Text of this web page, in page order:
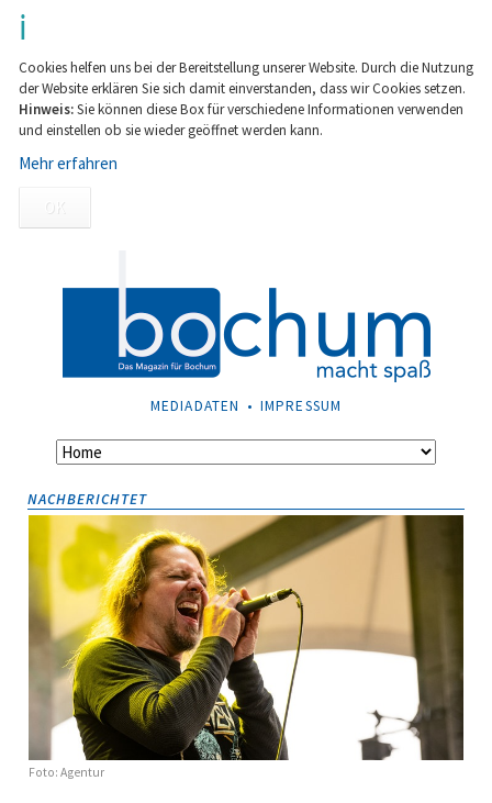
Cookies helfen uns bei der Bereitstellung unserer Website. Durch die Nutzung
der Website erklären Sie sich damit einverstanden, dass wir Cookies setzen.
Hinweis:Sie können diese Box für verschiedene Informationen verwenden
und einstellen ob sie wieder geöffnet werden kann.
Mehr erfahren
OK
NAVIGATION
MEDIADATEN IMPRESSUM
Navigation
NACHBERICHTET
Foto: Agentur